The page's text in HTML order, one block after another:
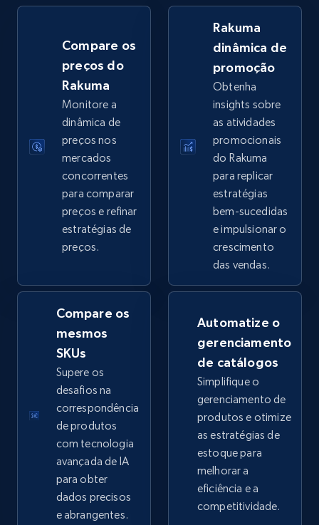
2.5K+ 359+ Comece agora
eBay - Gather data on products using
URL, Product id, Title, Seller name, Seller rating,
Seller reviews, Breadcrumbs, Root category, and
more.
Comece agora
eBay - Collect products from shops on eBay
URL, Product id, Title, Seller name, Seller rating,
Seller reviews, Breadcrumbs, Root category, and
more.
2.5K+ Comece agora
eBay - Collect records by category
URL, Product id, Title, Seller name, Seller rating,
Seller reviews, Breadcrumbs, Root category, and
2.5K+ 359+ Comece agora
Compare os
preços do
Rakuma
Monitore a
dinâmica de
preços nos
mercados
concorrentes
para comparar
preços e refinar
estratégias de
preços.
Rakuma
dinâmica de
promoção
Obtenha
insights sobre
as atividades
promocionais
do Rakuma
para replicar
estratégias
bem-sucedidas
e impulsionar o
crescimento
das vendas.
Compare os
mesmos
SKUs
Supere os
desafios na
correspondência
de produtos
com tecnologia
avançada de IA
para obter
dados precisos
e abrangentes.
Automatize o
gerenciamento
de catálogos
Simplifique o
gerenciamento de
produtos e otimize
as estratégias de
estoque para
melhorar a
eficiência e a
competitividade.